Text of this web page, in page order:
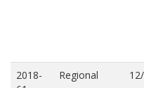
2018-
Regional